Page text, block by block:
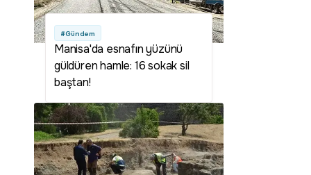
#Gündem
Manisa'da esnafın yüzünü
güldüren hamle: 16 sokak sil
baştan!